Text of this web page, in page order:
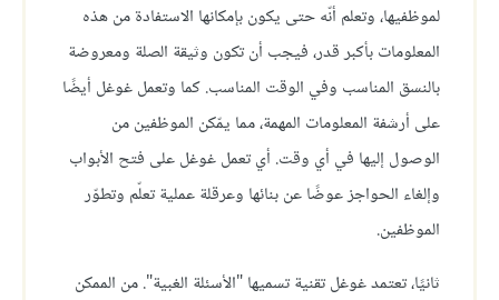
لموظفيها، وتعلم أنّه حتى يكون بإمكانها الاستفادة من هذه
المعلومات بأكبر قدر، فيجب أن تكون وثيقة الصلة ومعروضة
بالنسق المناسب وفي الوقت المناسب. كما وتعمل غوغل أيضًا
على أرشفة المعلومات المهمة، مما يمّكن الموظفين من
الوصول إليها في أي وقت. أي تعمل غوغل على فتح الأبواب
وإلغاء الحواجز عوضًا عن بنائها وعرقلة عملية تعلّم وتطوّر
الموظفين.
ثانيًا، تعتمد غوغل تقنية تسميها "الأسئلة الغبية". من الممكن